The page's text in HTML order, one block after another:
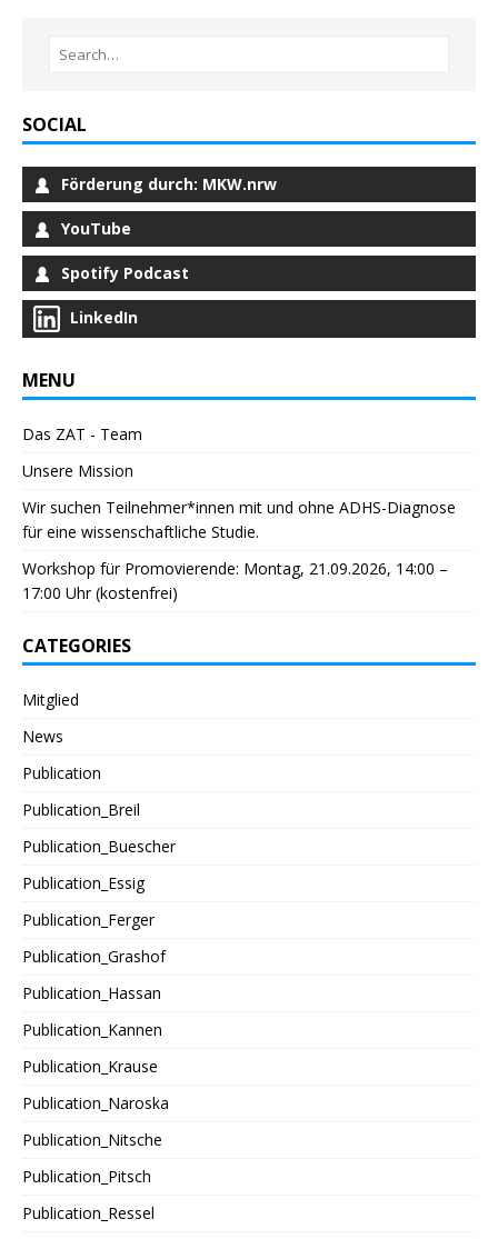
SOCIAL
Förderung durch: MKW.nrw
YouTube
Spotify Podcast
LinkedIn
MENU
Das ZAT - Team
Unsere Mission
Wir suchen Teilnehmer*innen mit und ohne ADHS-Diagnose
für eine wissenschaftliche Studie.
Workshop für Promovierende: Montag, 21.09.2026, 14:00 –
17:00 Uhr (kostenfrei)
CATEGORIES
Mitglied
News
Publication
Publication_Breil
Publication_Buescher
Publication_Essig
Publication_Ferger
Publication_Grashof
Publication_Hassan
Publication_Kannen
Publication_Krause
Publication_Naroska
Publication_Nitsche
Publication_Pitsch
Publication_Ressel